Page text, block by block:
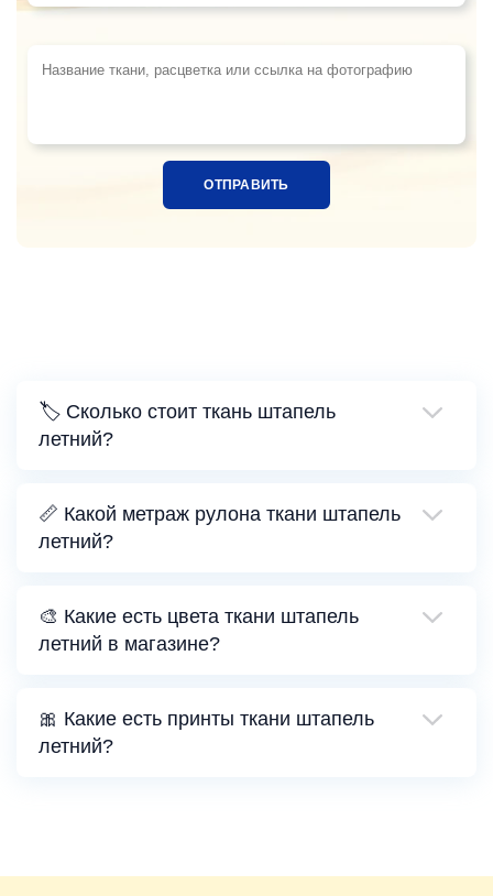
🏷️ Сколько стоит ткань штапель
летний?
📏 Какой метраж рулона ткани штапель
летний?
🎨 Какие есть цвета ткани штапель
летний в магазине?
🎀 Какие есть принты ткани штапель
летний?